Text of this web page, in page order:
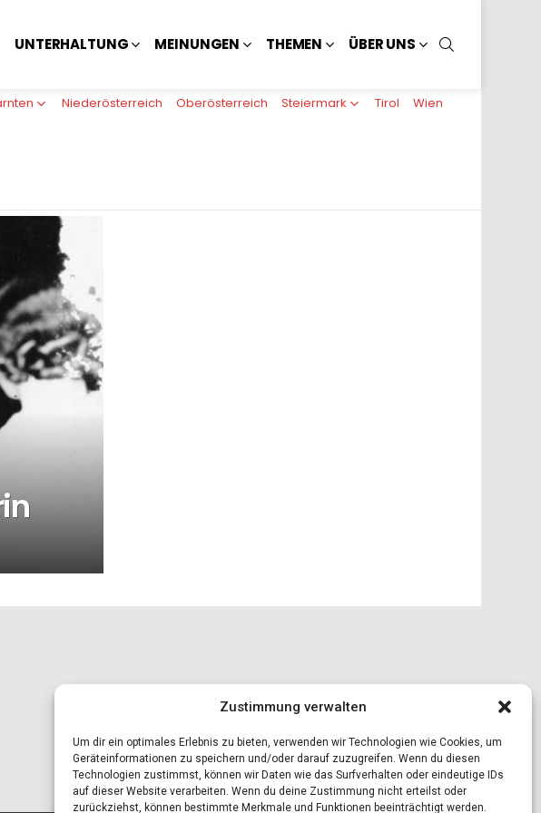
Zustimmung verwalten
Um dir ein optimales Erlebnis zu bieten, verwenden wir Technologien wie Cookies, um
Geräteinformationen zu speichern und/oder darauf zuzugreifen. Wenn du diesen
Technologien zustimmst, können wir Daten wie das Surfverhalten oder eindeutige IDs
auf dieser Website verarbeiten. Wenn du deine Zustimmung nicht erteilst oder
zurückziehst, können bestimmte Merkmale und Funktionen beeinträchtigt werden.
UNTERHALTUNG MEINUNGEN THEMEN ÜBER UNS
Niederösterreich Oberösterreich Steiermark Tirol Wien